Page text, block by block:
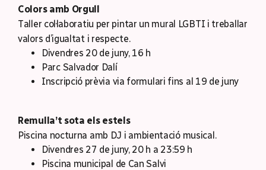
Colors amb Orgull
Taller col·laboratiu per pintar un mural LGBTI i treballar
valors d’igualtat i respecte.
Divendres 20 de juny, 16 h
Parc Salvador Dalí
Inscripció prèvia via formulari fins al 19 de juny
Remulla’t sota els estels
Piscina nocturna amb DJ i ambientació musical.
Divendres 27 de juny, 20 h a 23:59 h
Piscina municipal de Can Salvi